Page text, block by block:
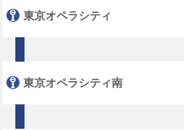
東京オペラシティ
東京オペラシティ南